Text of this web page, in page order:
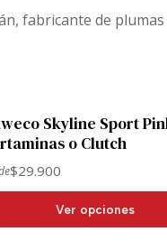
fabricante de
Skyline Sport
o Clutch
$29.900
Ver opciones